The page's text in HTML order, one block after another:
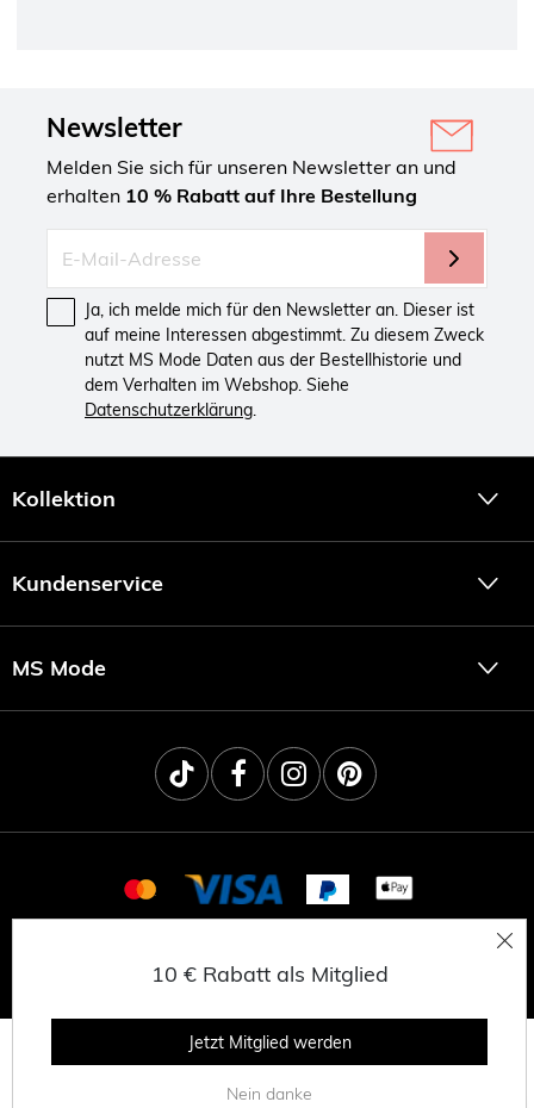
Newsletter
Melden Sie sich für unseren Newsletter an und
erhalten 10 % Rabatt auf Ihre Bestellung
Ja, ich melde mich für den Newsletter an. Dieser ist
auf meine Interessen abgestimmt. Zu diesem Zweck
nutzt MS Mode Daten aus der Bestellhistorie und
dem Verhalten im Webshop. Siehe
Datenschutzerklärung
Kollektion
Kundenservice
MS Mode
© 2025 MSNL BV
DATENSCHUTZERKLÄRUNG
ALLGEMEINE GESCHÄFTSBEDINGUNGEN
10 € Rabatt als Mitglied
Jetzt Mitglied werden
Nein danke